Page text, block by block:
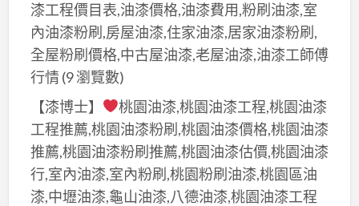
漆工程價目表,油漆價格,油漆費用,粉刷油漆,室
內油漆粉刷,房屋油漆,住家油漆,居家油漆粉刷,
全屋粉刷價格,中古屋油漆,老屋油漆,油漆工師傅
行情(9 瀏覽數)
【漆博士】
桃園油漆,桃園油漆工程,桃園油漆
工程推薦,桃園油漆粉刷,桃園油漆價格,桃園油漆
推薦,桃園油漆粉刷推薦,桃園油漆估價,桃園油漆
行,室內油漆,室內粉刷,桃園粉刷油漆,桃園區油
漆,中壢油漆,龜山油漆,八德油漆,桃園油漆工程